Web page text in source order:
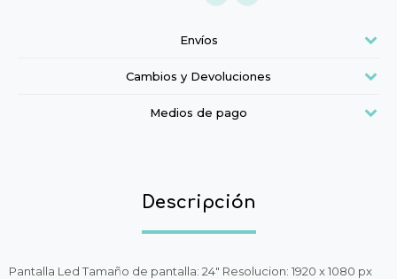
Envíos
Cambios y Devoluciones
Medios de pago
Descripción
Pantalla Led Tamaño de pantalla: 24″ Resolucion: 1920 x 1080 px